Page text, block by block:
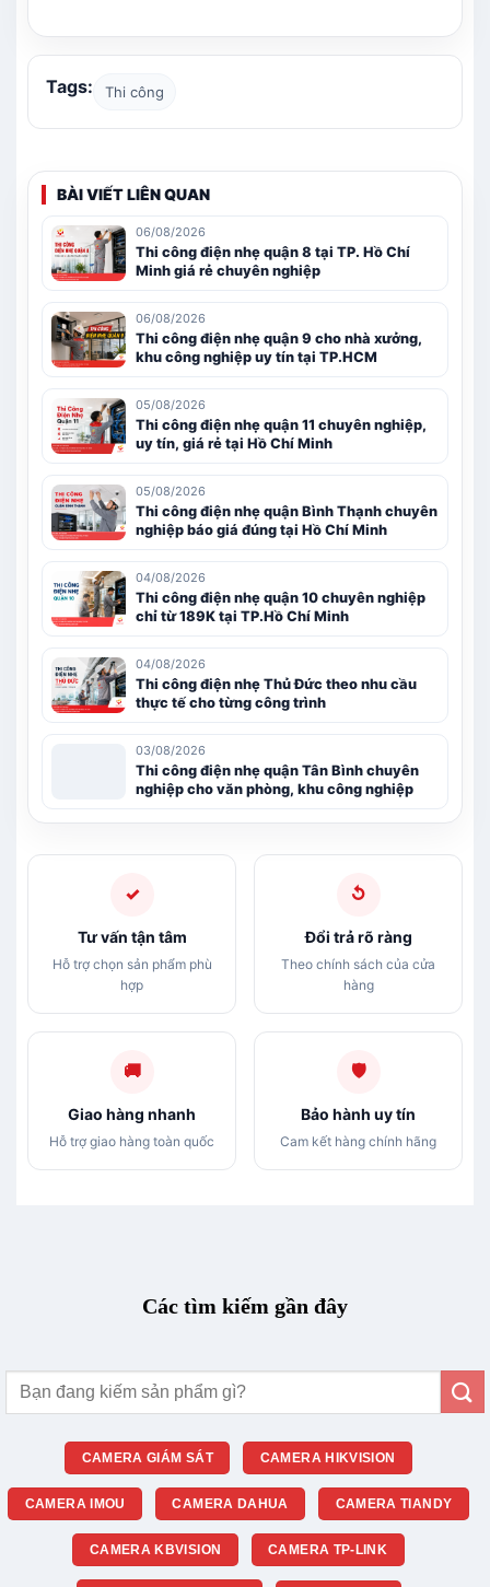
Tags: Thi công
BÀI VIẾT LIÊN QUAN
06/08/2026
Thi công điện nhẹ quận 8 tại TP. Hồ Chí
Minh giá rẻ chuyên nghiệp
06/08/2026
Thi công điện nhẹ quận 9 cho nhà xưởng,
khu công nghiệp uy tín tại TP.HCM
05/08/2026
Thi công điện nhẹ quận 11 chuyên nghiệp,
uy tín, giá rẻ tại Hồ Chí Minh
05/08/2026
Thi công điện nhẹ quận Bình Thạnh chuyên
nghiệp báo giá đúng tại Hồ Chí Minh
04/08/2026
Thi công điện nhẹ quận 10 chuyên nghiệp
chỉ từ 189K tại TP.Hồ Chí Minh
04/08/2026
Thi công điện nhẹ Thủ Đức theo nhu cầu
thực tế cho từng công trình
03/08/2026
Thi công điện nhẹ quận Tân Bình chuyên
nghiệp cho văn phòng, khu công nghiệp
✓
Tư vấn tận tâm
Hỗ trợ chọn sản phẩm phù
hợp
↺
Đổi trả rõ ràng
Theo chính sách của cửa
hàng
🚚
Giao hàng nhanh
Hỗ trợ giao hàng toàn quốc
🛡
Bảo hành uy tín
Cam kết hàng chính hãng
Các tìm kiếm gần đây
Tìm
CAMERA GIÁM SÁT CAMERA HIKVISION
CAMERA IMOU CAMERA DAHUA CAMERA TIANDY
CAMERA KBVISION CAMERA TP-LINK